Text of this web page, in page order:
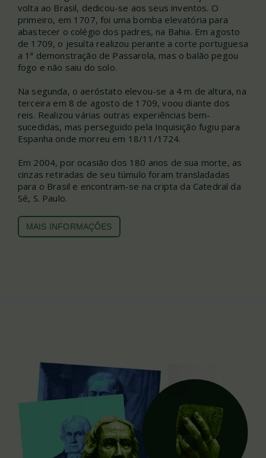
volta ao Brasil, dedicou-se aos seus inventos. O
primeiro, em 1707, foi uma bomba elevatória para
abastecer o colégio dos padres, na Bahia. Em agosto
de 1709, o jesuíta realizou perante a corte portuguesa
a 1ª demonstração de Passarola, mas o balão pegou
fogo e não saiu do solo.
Na segunda, o aeróstato elevou-se a 4 m de altura, na
terceira em 8 de agosto de 1709, voou diante dos
reis. Realizou várias outras experiências bem-
sucedidas, mas perseguido pela Inquisição fugiu para
Espanha onde morreu em 18/11/1724.
Em 2004, por ocasião dos 180 anos de sua morte, as
cinzas retiradas de seu túmulo foram transladadas
para o Brasil e encontram-se na cripta da Catedral da
Sé, S. Paulo.
MAIS INFORMAÇÕES